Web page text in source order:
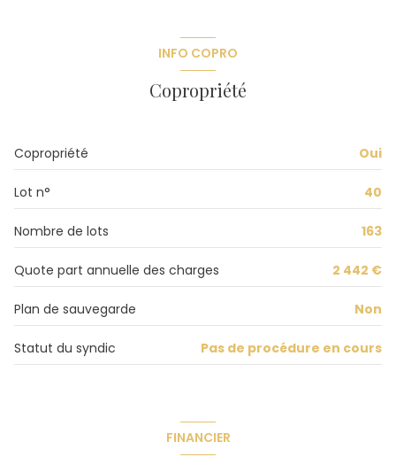
cuisine américaine (équipée)
Chauffage collectif : chaudière (gaz)
exposition Sud-Ouest
8 étage(s)
ascenseur
vue DEGAGEE
INFO COPRO
Copropriété
Copropriété Oui
Lot n° 40
Nombre de lots 163
Quote part annuelle des charges 2 442 €
Plan de sauvegarde Non
Statut du syndic Pas de procédure en cours
FINANCIER